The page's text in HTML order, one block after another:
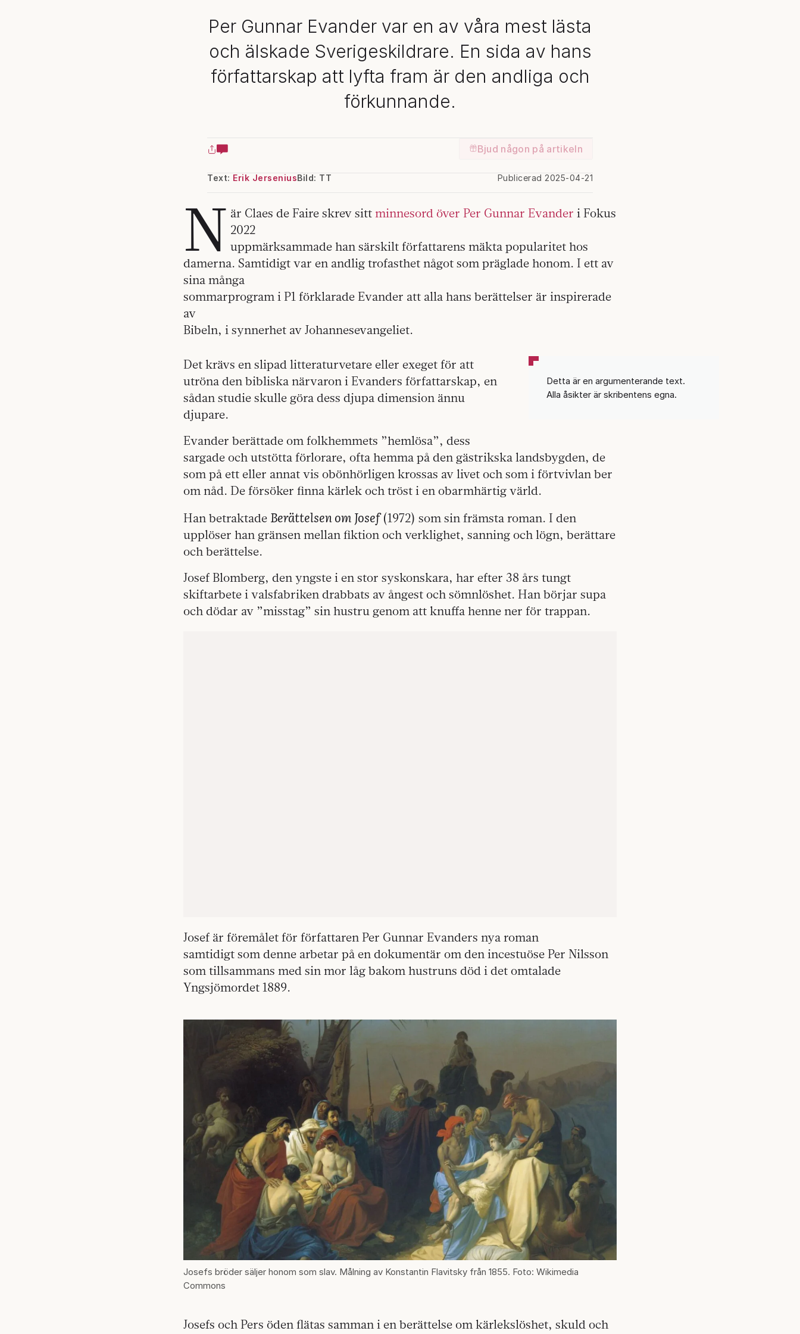
Per Gunnar Evander var en av våra mest lästa
och älskade Sverigeskildrare. En sida av hans
författarskap att lyfta fram är den andliga och
förkunnande.
Bjud någon på artikeln
Text: Erik Jersenius Publicerad 2025-04-21
Bild: TT
N är Claes de Faire skrev sitt minnesord över Per Gunnar Evander i Fokus
2022
uppmärksammade han särskilt författarens mäkta popularitet hos
damerna. Samtidigt var en andlig trofasthet något som präglade honom. I ett av
sina många
sommarprogram i P1 förklarade Evander att alla hans berättelser är inspirerade
av
Bibeln, i synnerhet av Johannesevangeliet.
Detta är en argumenterande text.
Alla åsikter är skribentens egna.
Det krävs en slipad litteraturvetare eller exeget för att
utröna den bibliska närvaron i Evanders författarskap, en
sådan studie skulle göra dess djupa dimension ännu
djupare.
Evander berättade om folkhemmets ”hemlösa”, dess
sargade och utstötta förlorare, ofta hemma på den gästrikska landsbygden, de
som på ett eller annat vis obönhörligen krossas av livet och som i förtvivlan ber
om nåd. De försöker finna kärlek och tröst i en obarmhärtig värld.
Han betraktade Berättelsen om Josef(1972) som sin främsta roman. I den
upplöser han gränsen mellan fiktion och verklighet, sanning och lögn, berättare
och berättelse.
Josef Blomberg, den yngste i en stor syskonskara, har efter 38 års tungt
skiftarbete i valsfabriken drabbats av ångest och sömnlöshet. Han börjar supa
och dödar av ”misstag” sin hustru genom att knuffa henne ner för trappan.
Josef är föremålet för författaren Per Gunnar Evanders nya roman
samtidigt som denne arbetar på en dokumentär om den incestuöse Per Nilsson
som tillsammans med sin mor låg bakom hustruns död i det omtalade
Yngsjömordet 1889.
Josefs bröder säljer honom som slav. Målning av Konstantin Flavitsky från 1855. Foto: Wikimedia
Commons
Josefs och Pers öden flätas samman i en berättelse om kärlekslöshet, skuld och